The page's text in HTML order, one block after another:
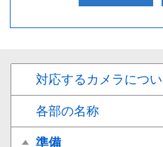
対応するカメラにつ
各部の名称
準備